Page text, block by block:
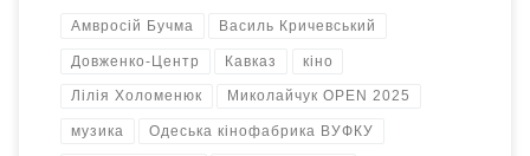
Амвросій Бучма Василь Кричевський
Довженко-Центр Кавказ кіно
Лілія Холоменюк Миколайчук OPEN 2025
музика Одеська кінофабрика ВУФКУ